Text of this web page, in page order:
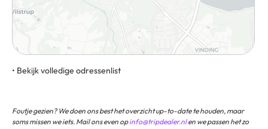
• Bekijk volledige odressenlist
Foutje gezien? We doen ons best het overzicht up-to-date te houden, maar
soms missen we iets. Mail ons even opinfo@tripdealer.nlen we passen het zo